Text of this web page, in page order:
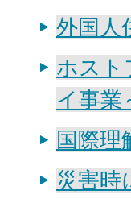
外国人
ホスト
イ事業
国際理
災害時